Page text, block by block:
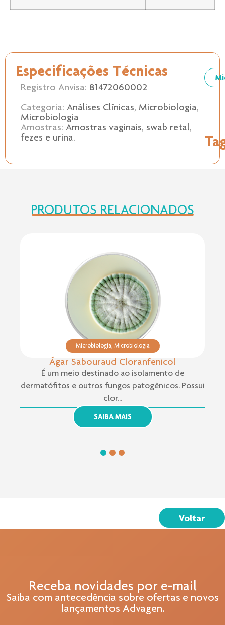
Especificações Técnicas
Registro Anvisa: 81472060002
Categoria: Análises Clínicas, Microbiologia,
Microbiologia
Amostras: Amostras vaginais, swab retal,
fezes e urina.
PRODUTOS RELACIONADOS
Microbiologia, Microbiologia
Ágar Sabouraud Cloranfenicol
É um meio destinado ao isolamento de
dermatófitos e outros fungos patogênicos. Possui
clor...
SAIBA MAIS
Voltar
Receba novidades por e-mail
Saiba com antecedência sobre ofertas e novos
lançamentos Advagen.